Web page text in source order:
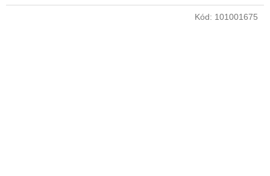
Kód: 101001675